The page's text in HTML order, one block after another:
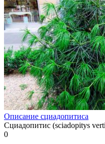
Описание сциадопитиса
Сциадопитис (sciadopitys
0